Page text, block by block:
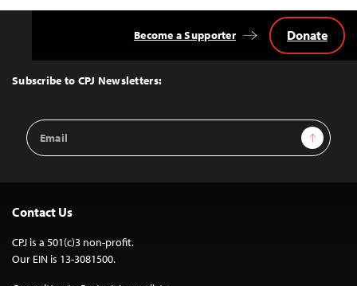
Top
Subscribe to CPJ Newsletters:
Email
Address
Sign Up
Become a Supporter Donate
Contact Us
CPJ is a 501(c)3 non-profit.
Our EIN is 13-3081500.